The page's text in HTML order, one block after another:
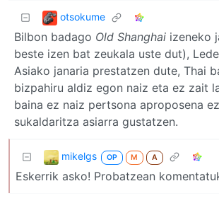
otsokume
Bilbon badago Old Shanghai izeneko
beste izen bat zeukala uste dut),
Asiako janaria prestatzen dute, Thai
bizpahiru aldiz egon naiz eta ez zait
baina ez naiz pertsona aproposena
sukaldaritza asiarra gustatzen.
mikelgs OP M A
Eskerrik asko! Probatzean